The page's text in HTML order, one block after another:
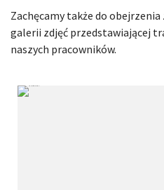
Zachęcamy także do
galerii zdjęć przedstawiającej
naszych pracowników.